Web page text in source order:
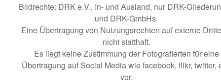
Bildrechte: DRK e.V., In- und Ausland, nur DRK-
und DRK-GmbHs.
Eine Übertragung von Nutzungsrechten auf externe
nicht statthaft.
Es liegt keine Zustimmung der Fotografierten für eine
Übertragung auf Social Media wie facebook, flikr, twitter,
vor.